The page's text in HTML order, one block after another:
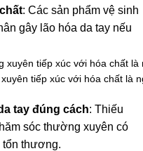
: Các sản phẩm vệ sinh
gây lão hóa da tay nếu
tiếp xúc với hóa chất là
tay đúng cách: Thiếu
sóc thường xuyên có
tổn thương.